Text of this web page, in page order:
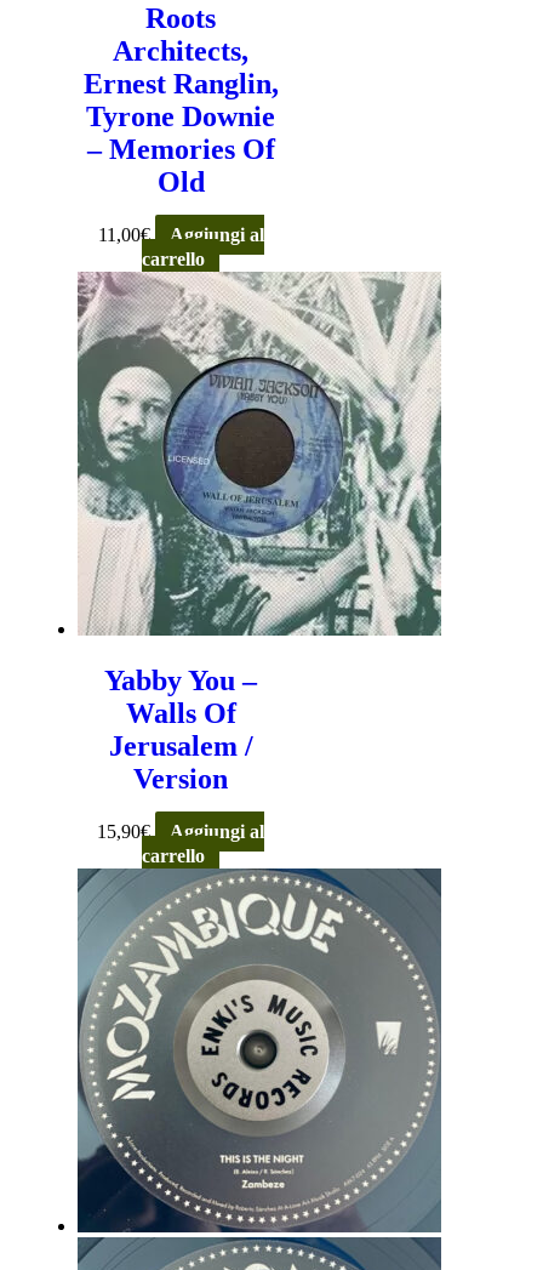
Roots
Architects,
Ernest Ranglin,
Tyrone Downie
– Memories Of
Old
11,00€
Aggiungi al
carrello
Yabby You –
Walls Of
Jerusalem /
Version
15,90€
Aggiungi al
carrello